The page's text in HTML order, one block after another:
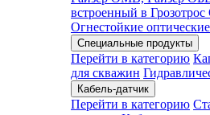
встроенный в
Огнестойкие
Специальные продукты
Перейти в категорию
для скважин
Кабель-датчик
Перейти в категорию